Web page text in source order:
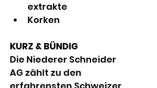
extrakte
Korken
KURZ & BÜNDIG
Die Niederer Schneider
AG zählt zu den